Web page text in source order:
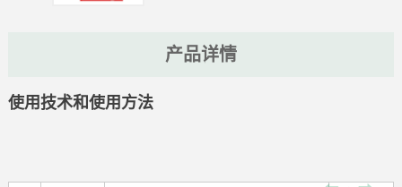
产品详情
使用技术和使用方法